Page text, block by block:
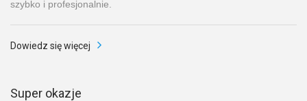
szybko i profesjonalnie.
Dowiedz się więcej
Super okazje